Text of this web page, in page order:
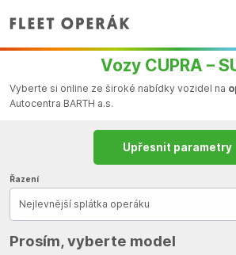
Vozy CUPRA –
Vyberte si online ze široké nabídky vozidel na
Autocentra BARTH a.s.
Upřesnit parametry
Řazení
Nejlevnější splátka operáku
Prosím, vyberte model